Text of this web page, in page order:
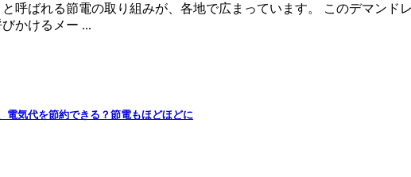
と呼ばれる節電の取り組みが、各地で広まっています。 このデマン
かけるメー ...
電気代を節約できる？節電もほどほどに